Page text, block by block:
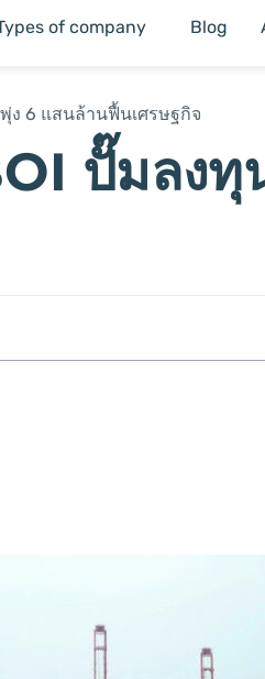
of company Blog
ง 6 แสนล้านฟื้นเศรษฐกิจ
ปั๊มลง